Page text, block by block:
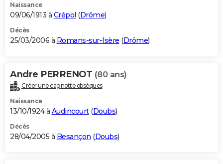
Naissance
09/06/1913 à Crépol (Drôme)
Décès
25/03/2006 à Romans-sur-Isère (Drôme)
Andre PERRENOT (80 ans)
Créer une cagnotte obsèques
Naissance
13/10/1924 à Audincourt(Doubs)
Décès
28/04/2005 à Besançon (Doubs)